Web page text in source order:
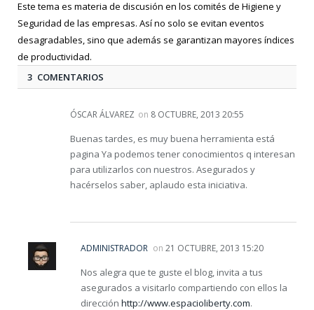
Este tema es materia de discusión en los comités de Higiene y
Seguridad de las empresas. Así no solo se evitan eventos
desagradables, sino que además se garantizan mayores índices
de productividad.
3 COMENTARIOS
ÓSCAR ÁLVAREZ on 8 OCTUBRE, 2013 20:55
Buenas tardes, es muy buena herramienta está
pagina Ya podemos tener conocimientos q interesan
para utilizarlos con nuestros. Asegurados y
hacérselos saber, aplaudo esta iniciativa.
ADMINISTRADOR on 21 OCTUBRE, 2013 15:20
Nos alegra que te guste el blog, invita a tus
asegurados a visitarlo compartiendo con ellos la
dirección http://www.espacioliberty.com.